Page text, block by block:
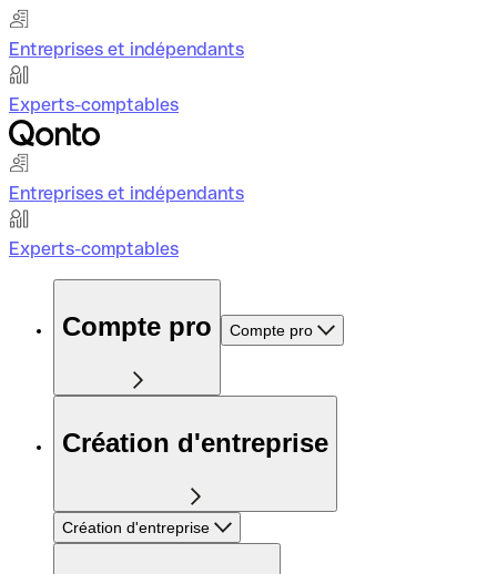
Entreprises et indépendants
Experts-comptables
Entreprises et indépendants
Experts-comptables
Compte pro Compte pro
Création d'entreprise
Création d'entreprise